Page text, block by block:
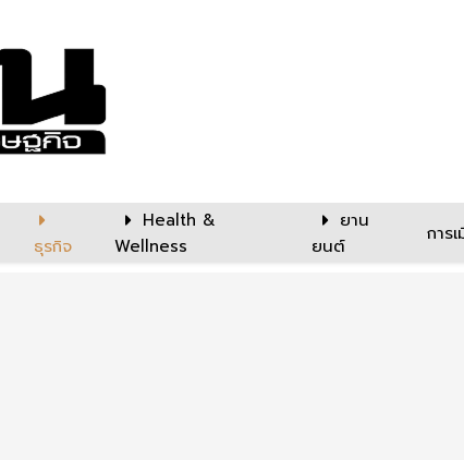
ธุรกิจ
Health &
Wellness
ยาน
ยนต์
การ